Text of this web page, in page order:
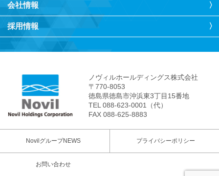
会社情報
採用情報
ノヴィルホールディングス株式会社
〒770-8053
徳島県徳島市沖浜東3丁目15番地
TEL 088-623-0001（代）
FAX 088-625-8883
NovilグループNEWS プライバシーポリシー
お問い合わせ